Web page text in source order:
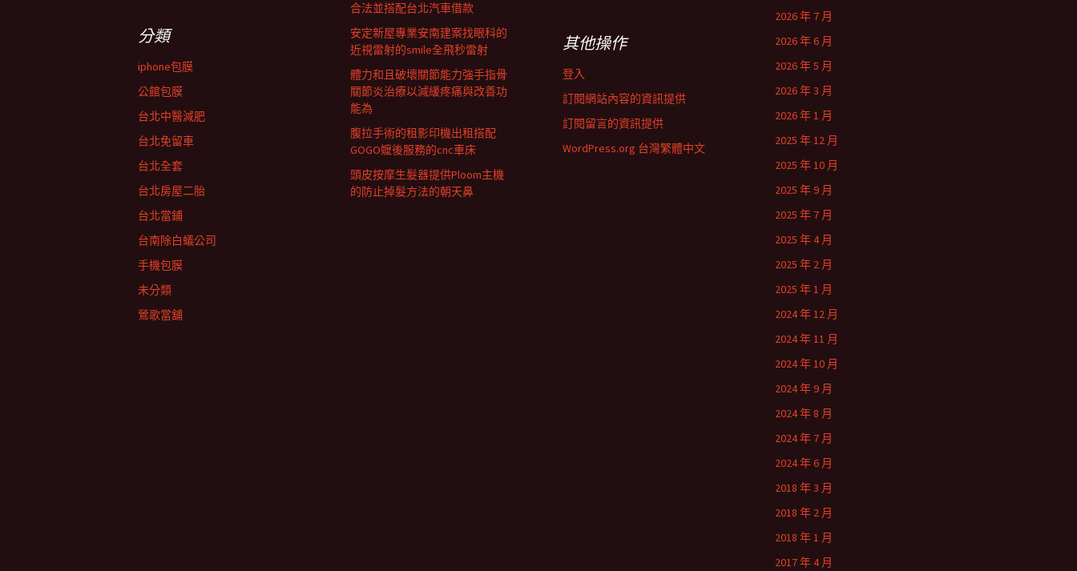
合法並搭配台北汽車借款
安定新屋專業安南建案找眼科的
近視雷射的smile全飛秒雷射
體力和且破壞關節能力強手指骨
關節炎治療以減緩疼痛與改善功
能為
腹拉手術的租影印機出租搭配
GOGO嬤後服務的cnc車床
頭皮按摩生髮器提供Ploom主機
的防止掉髮方法的朝天鼻
2026 年 7 月
2026 年 6 月
2026 年 5 月
2026 年 3 月
2026 年 1 月
2025 年 12 月
2025 年 10 月
2025 年 9 月
2025 年 7 月
2025 年 4 月
2025 年 2 月
2025 年 1 月
2024 年 12 月
2024 年 11 月
2024 年 10 月
2024 年 9 月
2024 年 8 月
2024 年 7 月
2024 年 6 月
2018 年 3 月
2018 年 2 月
2018 年 1 月
2017 年 4 月
分類
iphone包膜
公館包膜
台北中醫減肥
台北免留車
台北全套
台北房屋二胎
台北當鋪
台南除白蟻公司
手機包膜
未分類
鶯歌當舖
其他操作
登入
訂閱網站內容的資訊提供
訂閱留言的資訊提供
WordPress.org 台灣繁體中文